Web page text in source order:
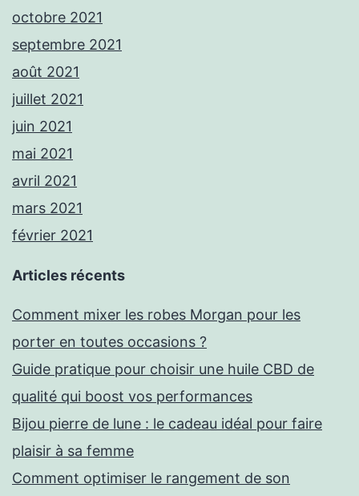
octobre 2021
septembre 2021
août 2021
juillet 2021
juin 2021
mai 2021
avril 2021
mars 2021
février 2021
Articles récents
Comment mixer les robes Morgan pour les
porter en toutes occasions ?
Guide pratique pour choisir une huile CBD de
qualité qui boost vos performances
Bijou pierre de lune : le cadeau idéal pour faire
plaisir à sa femme
Comment optimiser le rangement de son